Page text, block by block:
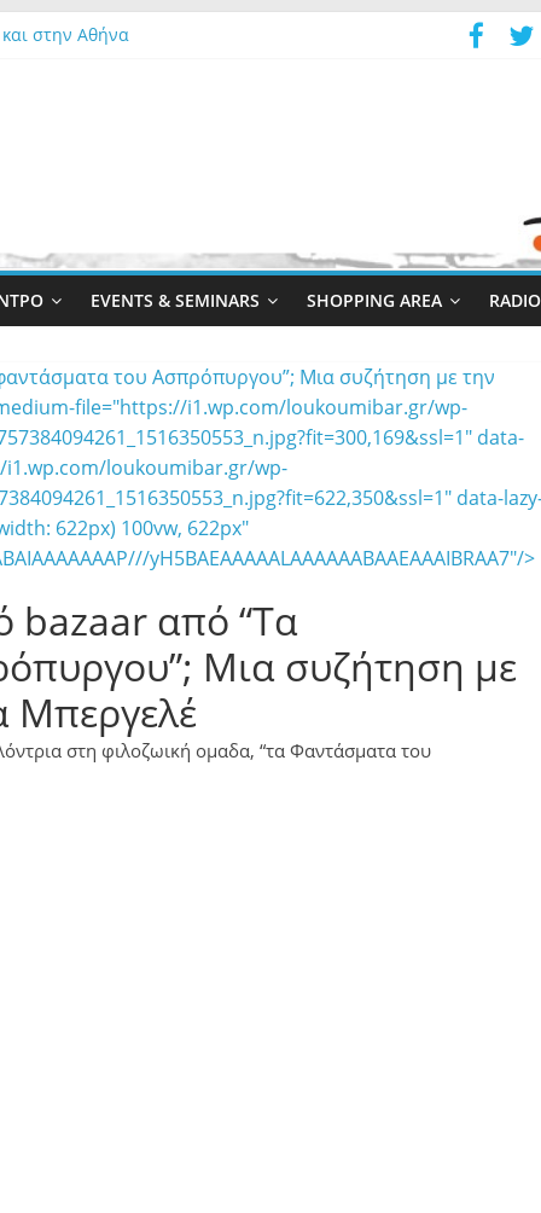
στην Αθήνα
EVENTS & SEMINARS SHOPPING AREA
του Ασπρόπυργου”; Μια συζήτηση με την
file="https://i1.wp.com/loukoumibar.gr/wp-
data-
loukoumibar.gr/wp-
data-
622px) 100vw, 622px"
yH5BAEAAAAALAAAAAABAAEAAAIBRAA7"/>
bazaar από “Τα
Μια συζήτηση με
Μπεργελέ
στη φιλοζωική ομαδα, “τα Φαντάσματα του